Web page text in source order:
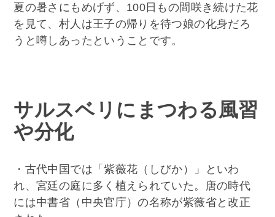
夏の暑さにもめげず、100日もの間咲き続けた花
を見て、村人は王子の帰りを待つ娘の化身だろ
うと噂しあったということです。
サルスベリにまつわる風習
や分化
・古代中国では「紫薇花（しびか）」といわ
れ、宮廷の庭に多く植えられていた。唐の時代
には中書省（中央官庁）の名称が紫薇省と改正